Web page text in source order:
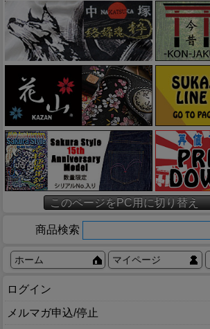
このページをPC用に切り替え
商品検索
ホーム マイページ
ログイン
メルマガ申込/停止